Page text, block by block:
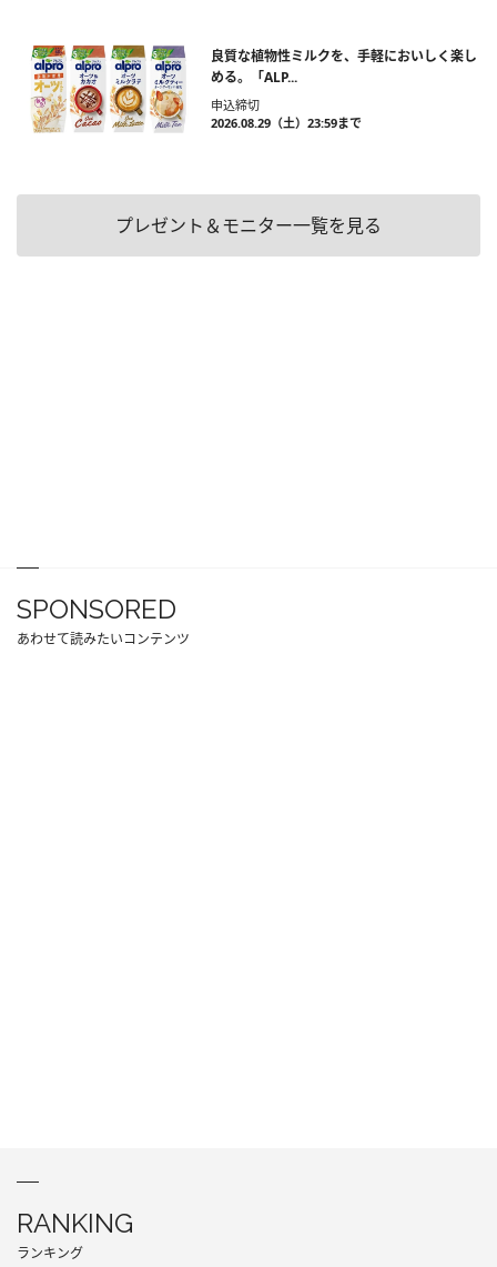
良質な植物性ミルクを、手軽においしく楽し
める。「ALP...
申込締切
2026.08.29（土）23:59まで
プレゼント＆モニター一覧を見る
SPONSORED
あわせて読みたいコンテンツ
RANKING
ランキング